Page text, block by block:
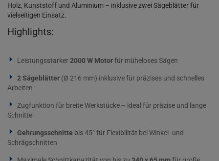
Holz, Kunststoff und Aluminium – inklusive zwei Sägeblätter für
vielseitigen Einsatz.
Highlights:
Leistungsstarker2000 W Motorfür müheloses Sägen
2 Sägeblätter (Ø 216 mm) inklusive für präzises und schnelles
Arbeiten
Zugfunktion für breite Werkstücke – ideal für präzise und lange
Schnitte
Gehrungsschnitte bis 45° für Flexibilität bei Winkel- und
Schrägschnitten